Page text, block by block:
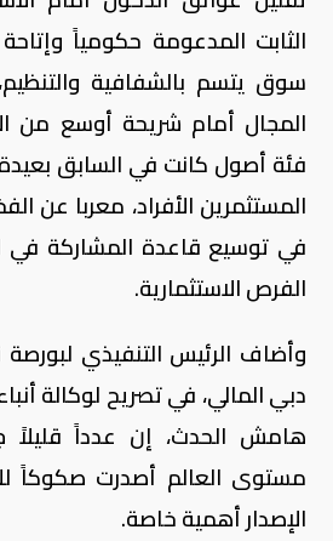
الثابت المدعومة حكومياً
سوق يتسم بالشفافية
المجال أمام شريحة أوسع من
فئة أصول كانت في السابق
المستثمرين الأفراد، معربا عن
في توسيع قاعدة المشاركة في
الفرص الاستثمارية.
وأضاف الرئيس التنفيذي
دبي المالي، في تصريح لوكالة
هامش الحدث، إن عدداً
مستوى العالم أصدرت صكوكاً
الإصدار أهمية خاصة.